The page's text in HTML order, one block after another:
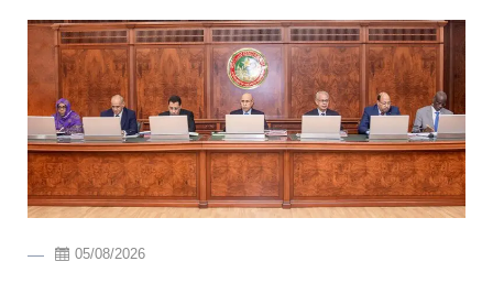
05/08/2026